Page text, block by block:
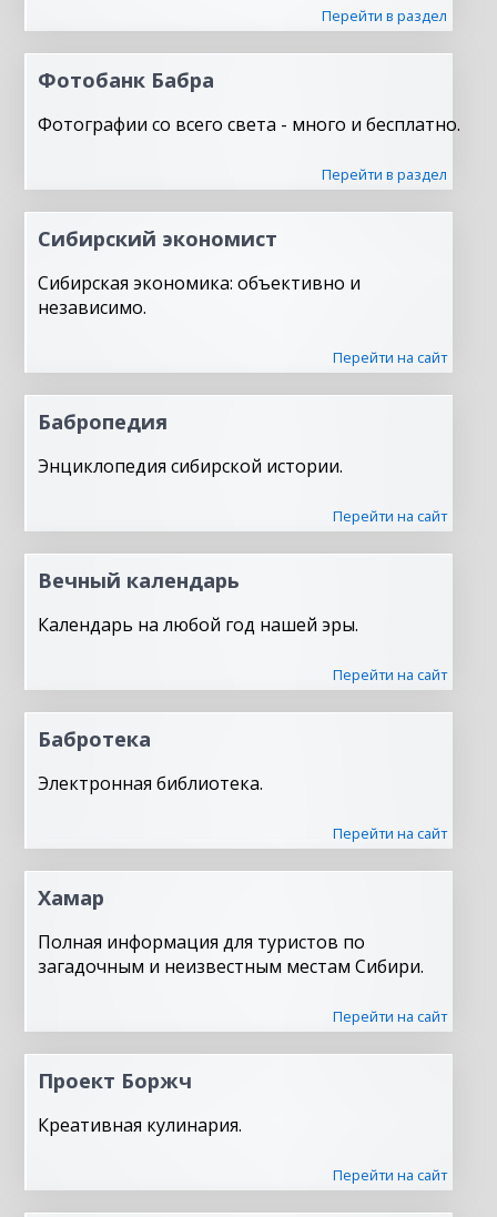
Перейти в раздел
Фотобанк Бабра
Фотографии со всего света - много и бесплатно.
Перейти в раздел
Сибирский экономист
Сибирская экономика: объективно и
независимо.
Перейти на сайт
Бабропедия
Энциклопедия сибирской истории.
Перейти на сайт
Вечный календарь
Календарь на любой год нашей эры.
Перейти на сайт
Бабротека
Электронная библиотека.
Перейти на сайт
Хамар
Полная информация для туристов по
загадочным и неизвестным местам Сибири.
Перейти на сайт
Проект Боржч
Креативная кулинария.
Перейти на сайт